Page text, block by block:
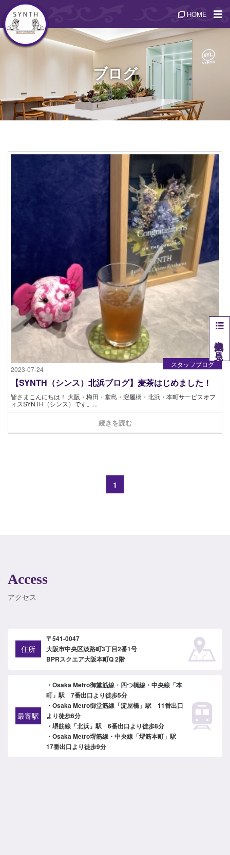
HOME
ブログ
2023-07-24
スタッフブログ
【SYNTH（シンス）北浜ブログ】麦茶はじめました！
皆さまこんにちは！ 大阪・梅田・堂島・淀屋橋・北浜・本町サービスオフ
ィスSYNTH（シンス）です​。...
続きを読む
1
Access
アクセス
住所
〒541-0047
大阪市中央区淡路町3丁目2番1号
BPRスクエア大阪本町Q 2階
最寄駅
・Osaka Metro御堂筋線・四つ橋線・中央線「本
町」駅 7番出口より徒歩5分
・Osaka Metro御堂筋線「淀屋橋」駅 11番出口
より徒歩6分
・堺筋線「北浜」駅 6番出口より徒歩8分
・Osaka Metro堺筋線・中央線「堺筋本町」駅
17番出口より徒歩9分
他拠点を見る